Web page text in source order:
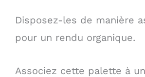
Disposez-les de manière
pour un rendu organique.
Associez cette palette à